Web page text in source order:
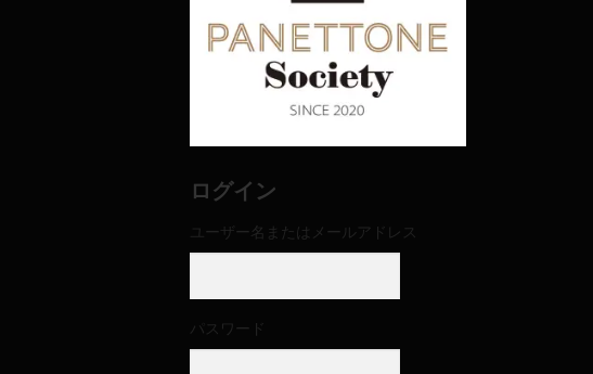
ログイン
ユーザー名またはメールアドレス
パスワード